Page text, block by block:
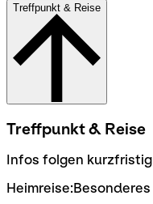
Treffpunkt & Reise
Treffpunkt & Reise
Infos folgen kurzfristig
Heimreise:Besonderes